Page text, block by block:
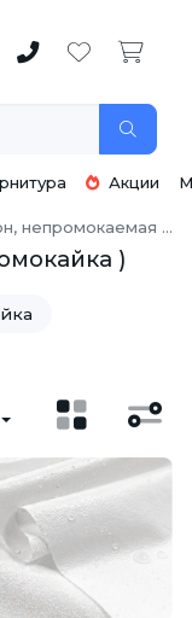
Акции
ткань - Махра с мембраной
)